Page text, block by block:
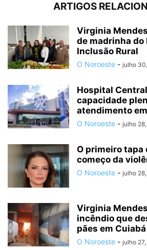
ARTIGOS
Virginia
de madrinha do
Inclusão Rural
O Noroeste - julho
Hospital
capacidade
atendimento
O Noroeste - julho
O primeiro tapa
começo da
O Noroeste - julho
Virginia
incêndio que
pães em Cuiabá
O Noroeste - julho